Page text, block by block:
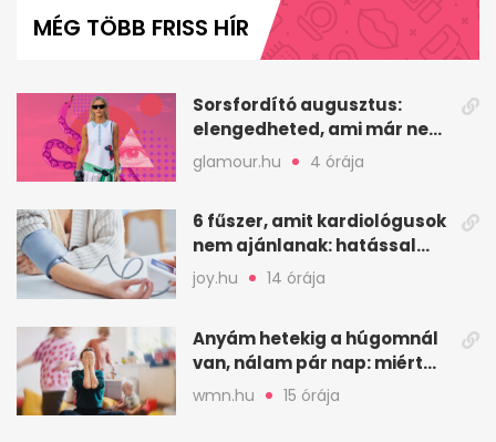
minute,
MÉG TÖBB FRISS HÍR
Sorsfordító augusztus:
elengedheted, ami már nem
szolgál téged
glamour.hu 4 órája
6 fűszer, amit kardiológusok
nem ajánlanak: hatással
lehet a vérnyomásra
joy.hu 14 órája
Anyám hetekig a húgomnál
van, nálam pár nap: miért
fáj ennyire?
wmn.hu 15 órája